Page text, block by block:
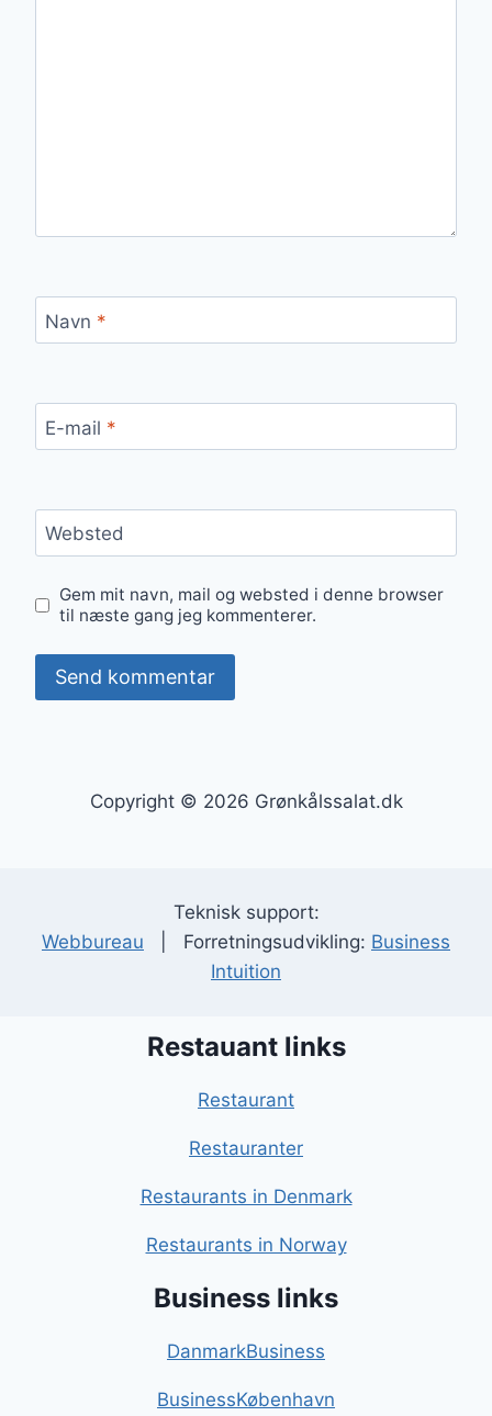
Navn *
E-mail *
Websted
Gem mit navn, mail og websted i denne browser
til næste gang jeg kommenterer.
Copyright © 2026 Grønkålssalat.dk
Teknisk support:
Webbureau | Forretningsudvikling: Business
Intuition
Restauant links
Restaurant
Restauranter
Restaurants in Denmark
Restaurants in Norway
Business links
DanmarkBusiness
BusinessKøbenhavn